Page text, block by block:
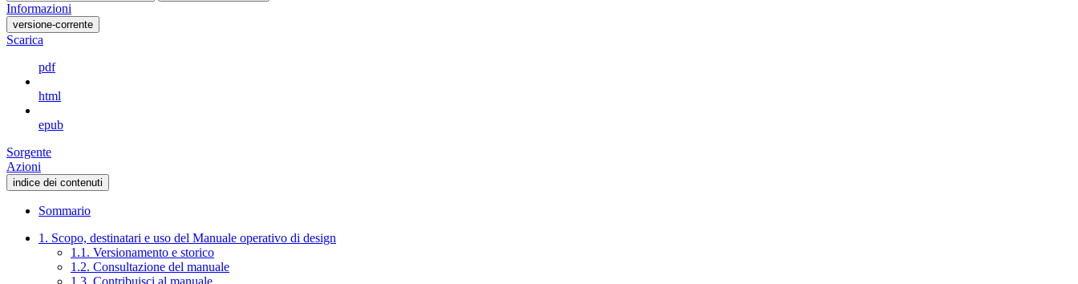
Informazioni
versione-corrente
Scarica
pdf
html
epub
Sorgente
Azioni
indice dei contenuti
Sommario
1. Scopo, destinatari e uso del Manuale operativo di design
1.1. Versionamento e storico
1.2. Consultazione del manuale
1.3. Contribuisci al manuale